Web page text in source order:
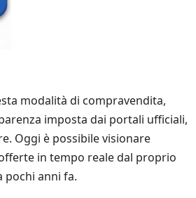
modalità di compravendita,
imposta dai portali ufficiali,
Oggi è possibile visionare
in tempo reale dal proprio
pochi anni fa.